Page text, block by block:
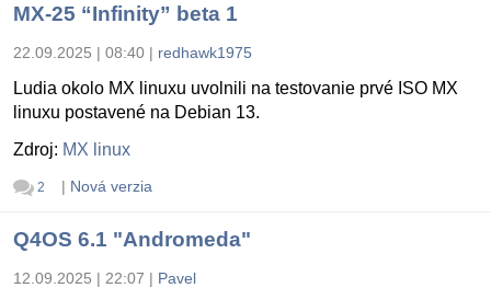
MX-25 “Infinity” beta 1
22.09.2025 | 08:40 | redhawk1975
Ludia okolo MX linuxu uvolnili na testovanie prvé ISO MX
linuxu postavené na Debian 13.
Zdroj: MX linux
2 | Nová verzia
Q4OS 6.1 "Andromeda"
12.09.2025 | 22:07 | Pavel